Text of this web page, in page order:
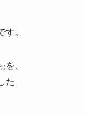
。
) を、
た